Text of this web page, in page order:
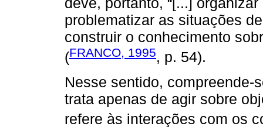
problematizar as situações
construir o conhecimento
(FRANCO, 1995, p. 54).
Nesse sentido, compreende-
trata apenas de agir sobre
refere às interações com os